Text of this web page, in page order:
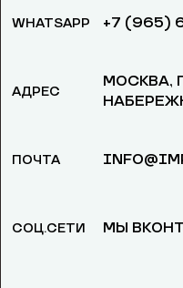
WHATSAPP
АДРЕС
ПОЧТА
СОЦ.СЕТИ
+7 (965)
МОСКВА,
МЫ